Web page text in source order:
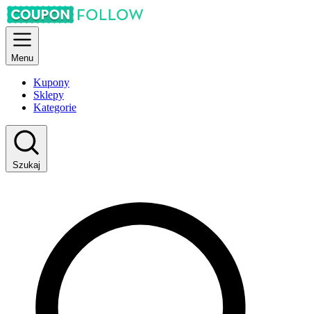
Menu
Kupony
Sklepy
Kategorie
Szukaj